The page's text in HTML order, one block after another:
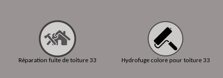
Réparation fuite de toiture 33 Hydrofuge colore pour toiture 33